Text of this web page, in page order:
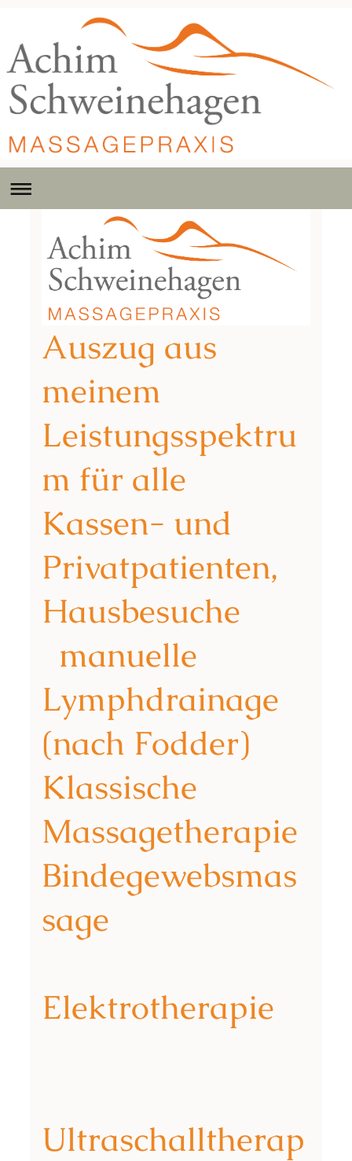
Auszug aus
meinem
Leistungsspektru
m für alle
Kassen- und
Privatpatienten,
Hausbesuche
manuelle
Lymphdrainage
(nach Fodder)
Klassische
Massagetherapie
Bindegewebsmas
sage
Elektrotherapie
Ultraschalltherap